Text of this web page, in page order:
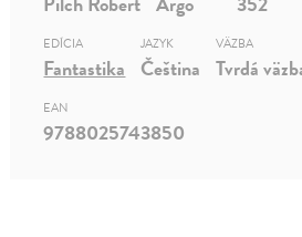
EDÍCIA
Fantastika
JAZYK
Čeština
VÄZBA
Tvrdá
EAN
9788025743850